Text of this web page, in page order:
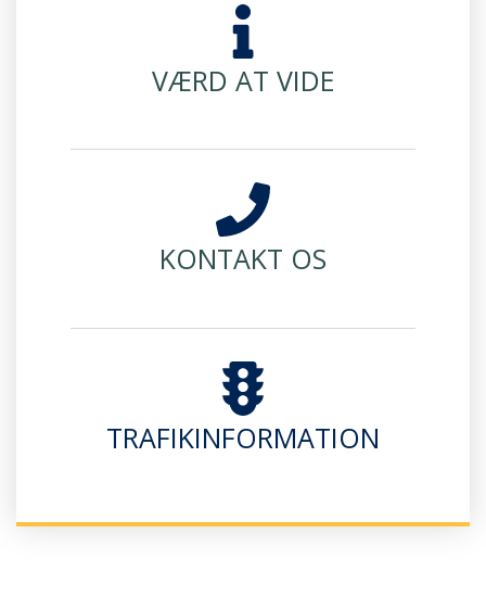
VÆRD AT VIDE
KONTAKT OS
TRAFIKINFORMATION